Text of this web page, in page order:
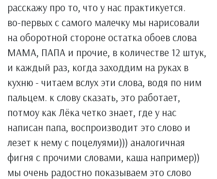
расскажу про то, что у нас практикуется.
во-первых с самого малечку мы нарисовали
на оборотной стороне остатка обоев слова
МАМА, ПАПА и прочие, в количестве 12 штук,
и каждый раз, когда заходдим на руках в
кухню - читаем вслух эти слова, водя по ним
пальцем. к слову сказать, это работает,
потмоу как Лёка четко знает, где у нас
написан папа, воспроизводит это слово и
лезет к нему с поцелуями))) аналогичная
фигня с прочими словами, каша например))
мы очень радостно показываем это слово